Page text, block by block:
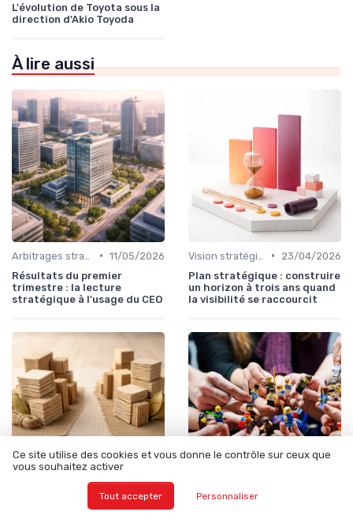
L'évolution de Toyota sous la
direction d'Akio Toyoda
À lire aussi
• 11/05/2026
Résultats du premier
trimestre : la lecture
stratégique à l'usage du CEO
•
23/04/2026
Plan stratégique : construire
un horizon à trois ans quand
la visibilité se raccourcit
22/04/2026
Go-to-Market & expansion des marchés
Ce site utilise des cookies et vous donne le contrôle sur ceux que
vous souhaitez activer
Tout accepter Personnaliser